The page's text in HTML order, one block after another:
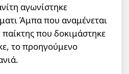
αγωνίστηκε
Άμπα που αναμένεται
που δοκιμάστηκε
το προηγούμενο